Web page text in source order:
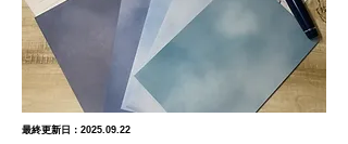
最終更新日：2025.09.22